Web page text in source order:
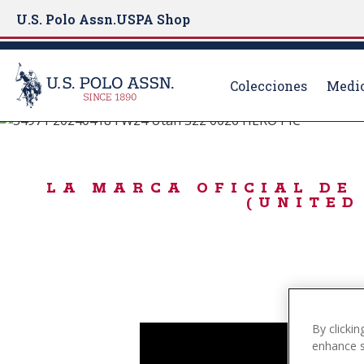
U.S. Polo Assn.USPA Shop
Colecciones
#LiveAuthentically
LA MARCA OFICIAL DE
(UNITED
By
enhance